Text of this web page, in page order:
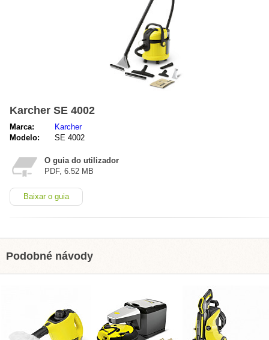
Karcher SE 4002
Marca:
Karcher
Modelo:
SE 4002
O guia do utilizador
PDF, 6.52 MB
Baixar o guia
Podobné návody